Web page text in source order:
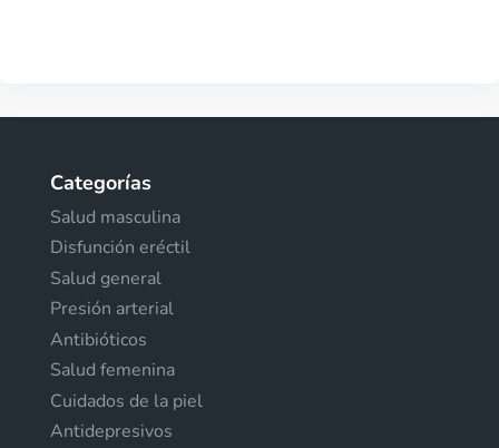
Categorías
Salud masculina
Disfunción eréctil
Salud general
Presión arterial
Antibióticos
Salud femenina
Cuidados de la piel
Antidepresivos